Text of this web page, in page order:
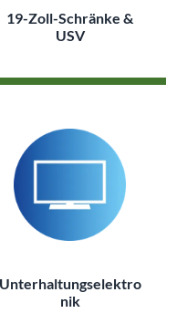
19-Zoll-Schränke &
USV
Unterhaltungselektro
nik